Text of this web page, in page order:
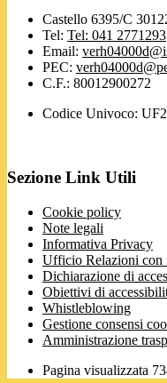
Castello 6395/C
Tel: Tel: 041 2771293
Email:
PEC:
C.F.: 80012900272
Codice Univoco:
Sezione Link Utili
Cookie policy
Note legali
Informativa Privacy
Ufficio Relazioni con
Dichiarazione di
Obiettivi di
Whistleblowing
Gestione consensi
Amministrazione
Pagina visualizzata